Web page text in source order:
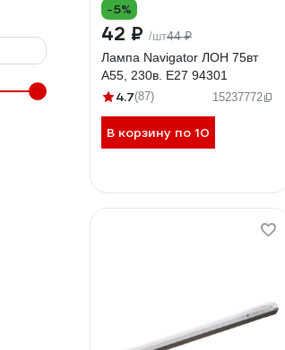
-5%
42 ₽ /шт44 ₽
Лампа Navigator ЛОН 75вт
А55, 230в. Е27 94301
4.7(87) 15237772
В корзину по 10